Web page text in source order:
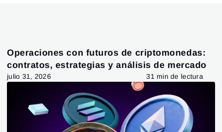
Operaciones con futuros de criptomonedas:
contratos, estrategias y análisis de mercado
julio 31, 2026 31 min de lectura